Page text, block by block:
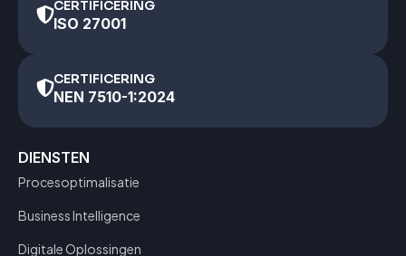
CERTIFICERING
ISO 27001
CERTIFICERING
NEN 7510-1:2024
DIENSTEN
Procesoptimalisatie
Business Intelligence
Digitale Oplossingen